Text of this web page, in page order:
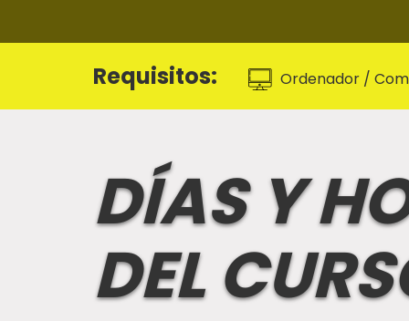
Requisitos: Ordenador /
DÍAS Y
DEL